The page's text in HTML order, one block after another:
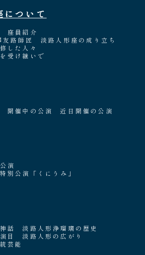
について
座員紹介
路師匠
淡路人形座の成り立ち
した人々
受け継いで
開催中の公演 近日開催の公演
演
別公演「くにうみ」
話
淡路人形浄瑠璃の歴史
目
淡路人形の広がり
芸能